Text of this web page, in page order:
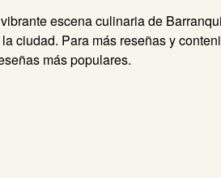
escena culinaria de
ciudad. Para más reseñas y
más populares.